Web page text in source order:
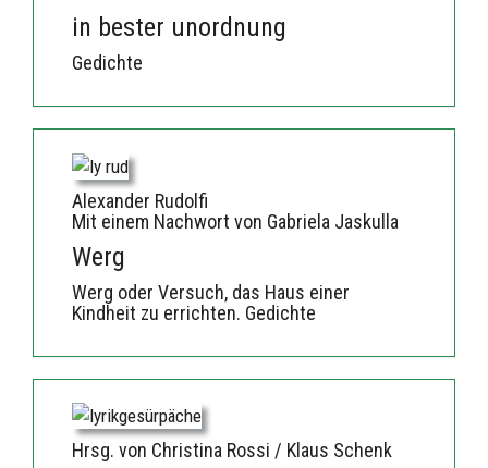
in bester unordnung
Gedichte
Alexander Rudolfi
Mit einem Nachwort von Gabriela Jaskulla
Werg
Werg oder Versuch, das Haus einer
Kindheit zu errichten. Gedichte
Hrsg. von Christina Rossi / Klaus Schenk